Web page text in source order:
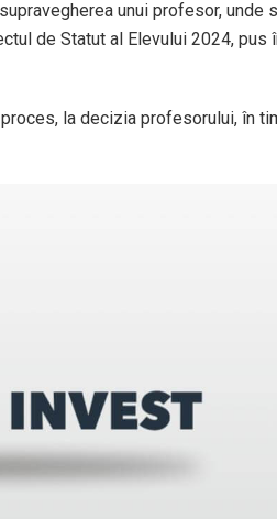
unui profesor, unde
de Statut al Elevului 2024, pus
la decizia profesorului, în